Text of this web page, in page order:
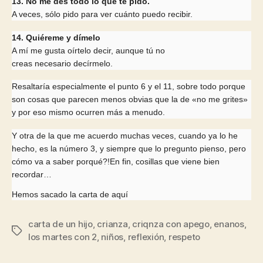
A veces, sólo pido para ver cuánto puedo recibir.
14. Quiéreme y dímelo
A mí me gusta oírtelo decir, aunque tú no
creas necesario decírmelo.
Resaltaría especialmente el punto 6 y el 11, sobre todo porque
son cosas que parecen menos obvias que la de «no me grites»
y por eso mismo ocurren más a menudo.
Y otra de la que me acuerdo muchas veces, cuando ya lo he
hecho, es la número 3, y siempre que lo pregunto pienso, pero
cómo va a saber porqué?!En fin, cosillas que viene bien
recordar…
Hemos sacado la carta de aquí
Etiquetas
carta de un hijo, crianza criqnza con apego, enanos,
los martes con 2 niños reflexión respeto